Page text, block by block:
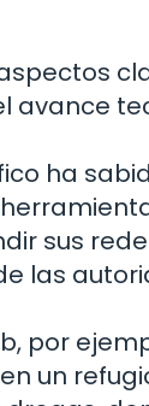
avance
ha
sus
las
por
un